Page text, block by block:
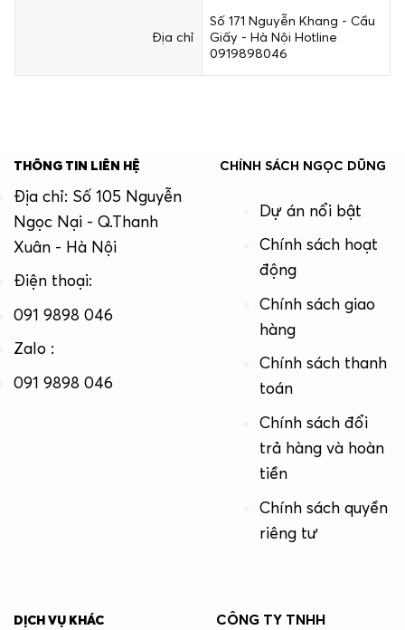
Địa chỉ
Số 171 Nguyễn Khang - Cầu
Giấy - Hà Nội Hotline
0919898046
THÔNG TIN LIÊN HỆ
Địa chỉ: Số 105 Nguyễn
Ngọc Nại - Q.Thanh
Xuân - Hà Nội
Điện thoại:
091 9898 046
Zalo :
091 9898 046
CHÍNH SÁCH NGỌC DŨNG
Dự án nổi bật
Chính sách hoạt
động
Chính sách giao
hàng
Chính sách thanh
toán
Chính sách đổi
trả hàng và hoàn
tiền
Chính sách quyền
riêng tư
DỊCH VỤ KHÁC
CÔNG TY TNHH